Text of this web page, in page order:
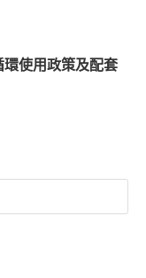
使用政策及配套